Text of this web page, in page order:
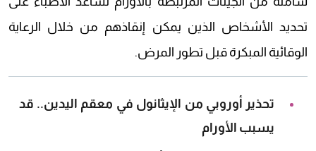
تحديد الأشخاص الذين يمكن إنقاذهم من خلال الرعاية
الوقائية المبكرة قبل تطور المرض.
تحذير أوروبي من الإيثانول في معقم اليدين.. قد
يسبب الأورام